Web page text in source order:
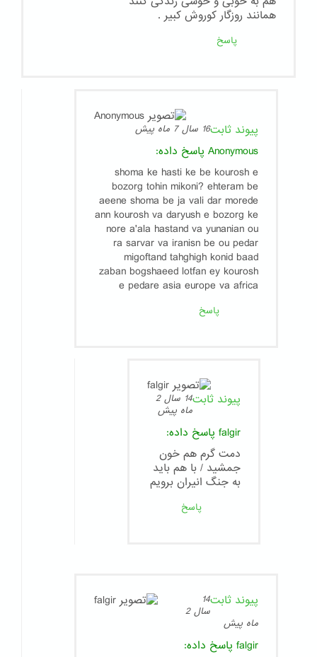
همانند روزگار کوروش کبیر .
پاسخ
پیوند ثابت16 سال 7 ماه پیش
Anonymous پاسخ داده:
shoma ke hasti ke be kourosh e
bozorg tohin mikoni? ehteram be
aeene shoma be ja vali dar morede
ann kourosh va daryush e bozorg ke
nore a'ala hastand va yunanian ou
ra sarvar va iranisn be ou pedar
migoftand tahghigh konid baad
zaban bogshaeed lotfan ey kourosh
e pedare asia europe va africa
پاسخ
پیوند ثابت
14 سال 2
ماه پیش
falgir پاسخ داده:
دمت گرم هم خون
جمشید / با هم باید
به جنگ انیران برویم
پاسخ
پیوند ثابت14
سال 2
ماه پیش
falgir پاسخ داده: